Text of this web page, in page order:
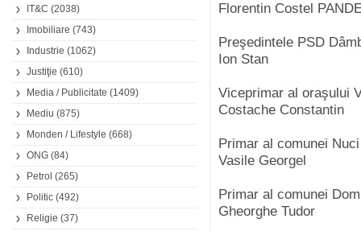
IT&C (2038)
Imobiliare (743)
Industrie (1062)
Justiţie (610)
Media / Publicitate (1409)
Mediu (875)
Monden / Lifestyle (668)
ONG (84)
Petrol (265)
Politic (492)
Religie (37)
Florentin Costel
Preşedintele PSD
Ion Stan
Viceprimar al oraşului
Costache Constantin
Primar al comunei
Vasile Georgel
Primar al comunei
Gheorghe Tudor